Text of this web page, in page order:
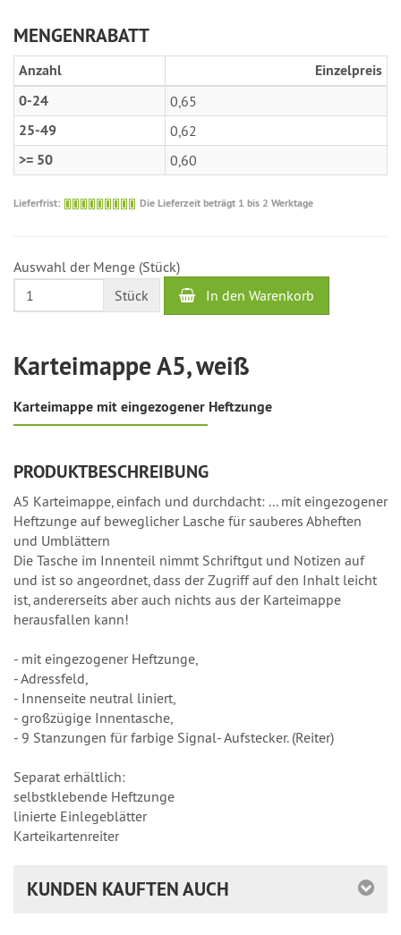
MENGENRABATT
Anzahl
Einzelpreis
0-24
0,65
25-49 0,62
>= 50 0,60
Lieferfrist:
Die
bis
2
Werktage
Die Lieferzeit beträgt 1 bis 2 Werktage
Auswahl der Menge (Stück)
Stück
In den Warenkorb
Karteimappe A5, weiß
Karteimappe mit eingezogener Heftzunge
PRODUKTBESCHREIBUNG
A5 Karteimappe, einfach und durchdacht: ... mit eingezogener
Heftzunge auf beweglicher Lasche für sauberes Abheften
und Umblättern
Die Tasche im Innenteil nimmt Schriftgut und Notizen auf
und ist so angeordnet, dass der Zugriff auf den Inhalt leicht
ist, andererseits aber auch nichts aus der Karteimappe
herausfallen kann!
- mit eingezogener Heftzunge,
- Adressfeld,
- Innenseite neutral liniert,
- großzügige Innentasche,
- 9 Stanzungen für farbige Signal- Aufstecker. (Reiter)
Separat erhältlich:
selbstklebende Heftzunge
linierte Einlegeblätter
Karteikartenreiter
KUNDEN KAUFTEN AUCH